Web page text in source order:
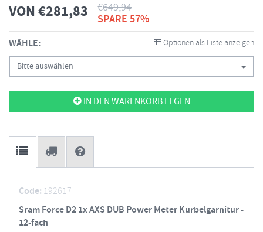
VON €281,83 €649,94
SPARE 57%
WÄHLE: Optionen als Liste anzeigen
Bitte auswählen
IN DEN WARENKORB LEGEN
Code: 192617
Sram Force D2 1x AXS DUB Power Meter Kurbelgarnitur -
12-fach